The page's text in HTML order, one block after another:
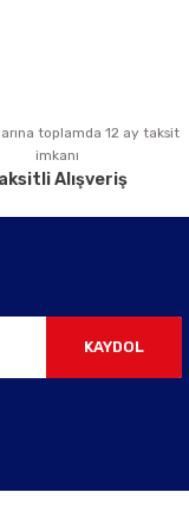
toplamda 12 ay taksit
imkanı
Alışveriş
KAYDOL